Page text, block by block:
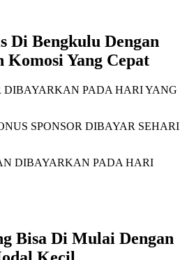
Di Bengkulu Dengan
Komosi Yang Cepat
DIBAYARKAN PADA HARI YANG
SPONSOR DIBAYAR SEHARI
DIBAYARKAN PADA HARI
Bisa Di Mulai Dengan